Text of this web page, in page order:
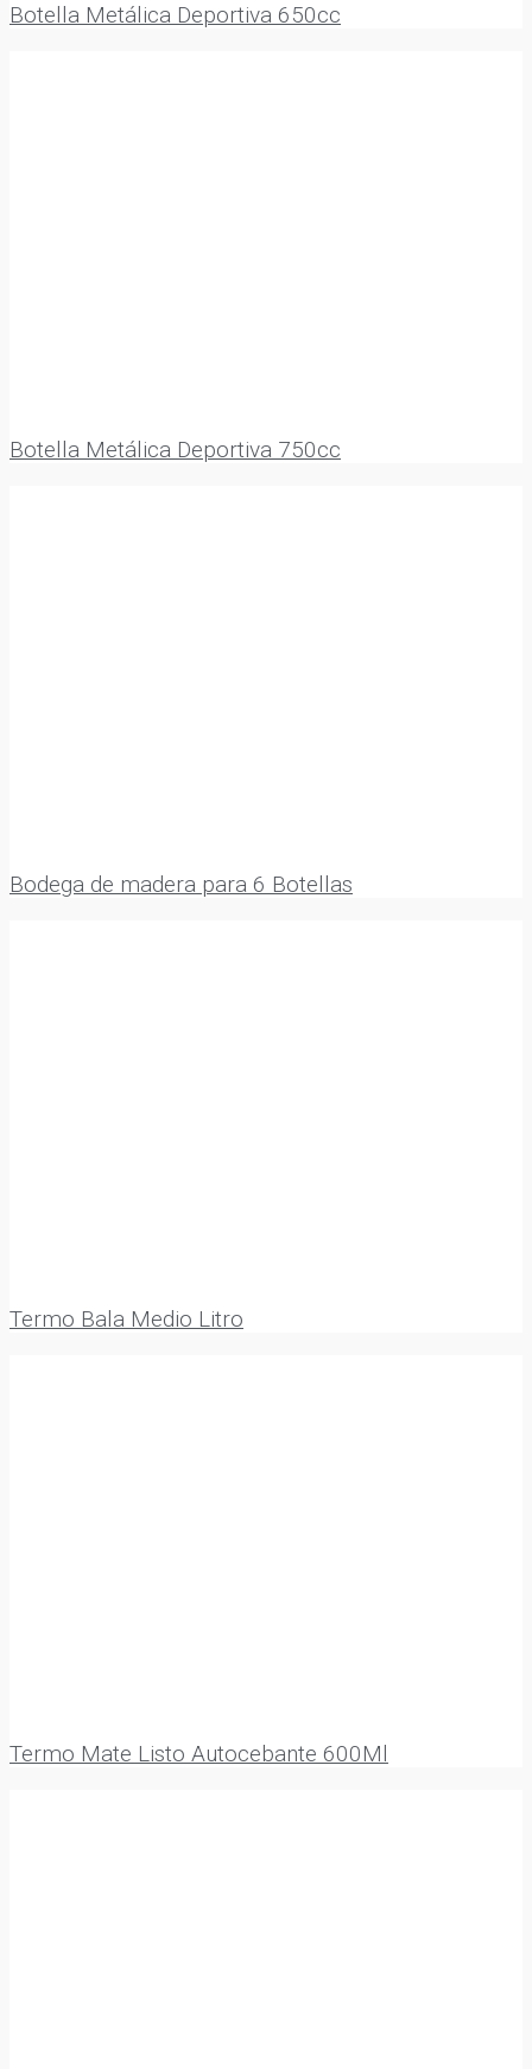
Botella Metálica Deportiva 650cc
Botella Metálica Deportiva 750cc
Bodega de madera para 6 Botellas
Termo Bala Medio Litro
Termo Mate Listo Autocebante 600Ml